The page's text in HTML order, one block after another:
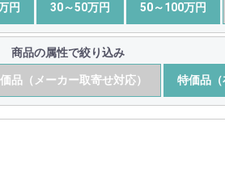
円 30～50万円 50～100万円
商品の属性で絞り込み
品（メーカー取寄せ対応） 特価品（